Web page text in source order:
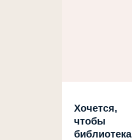
Хочется,
чтобы
библиотека